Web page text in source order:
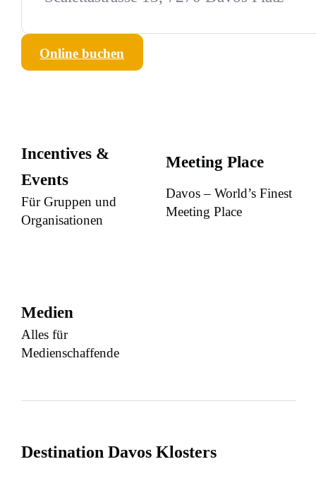
Online buchen
Incentives &
Events
Für Gruppen und
Organisationen
Meeting Place
Davos – World’s Finest
Meeting Place
Medien
Alles für
Medienschaffende
Destination Davos Klosters